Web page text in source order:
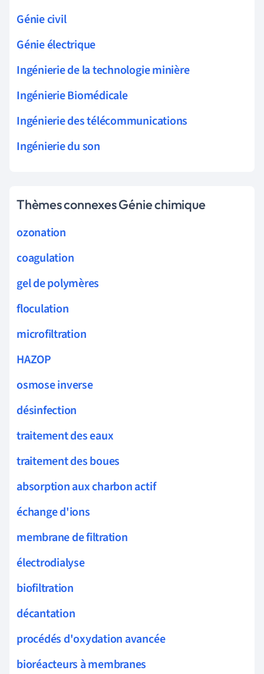
Génie civil
Génie électrique
Ingénierie de la technologie minière
Ingénierie Biomédicale
Ingénierie des télécommunications
Ingénierie du son
Thèmes connexes Génie chimique
ozonation
coagulation
gel de polymères
floculation
microfiltration
HAZOP
osmose inverse
désinfection
traitement des eaux
traitement des boues
absorption aux charbon actif
échange d'ions
membrane de filtration
électrodialyse
biofiltration
décantation
procédés d'oxydation avancée
bioréacteurs à membranes